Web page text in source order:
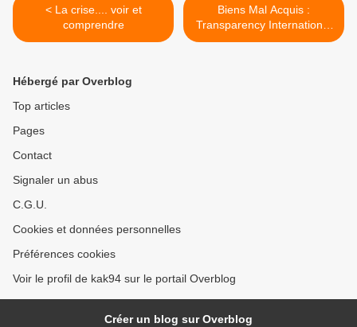
< La crise.... voir et
comprendre
Biens Mal Acquis :
Transparency International
France et SHERPA
Hébergé par Overblog
Top articles
Pages
Contact
Signaler un abus
C.G.U.
Cookies et données personnelles
Préférences cookies
Voir le profil de kak94 sur le portail Overblog
Créer un blog sur Overblog